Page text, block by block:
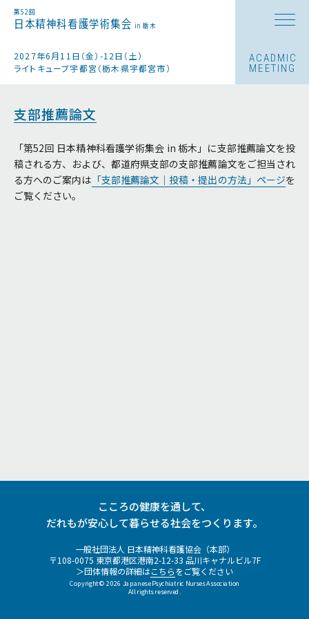
第52回
日本精神科看護学術集会 in 栃木
2027年6月11日（金）-12日（土）
ライトキューブ宇都宮（栃木県宇都宮市）
ACADMIC
MEETING
支部推薦論文
「第52回 日本精神科看護学術集会 in 栃木」に支部推薦論文を投
稿される方、および、都道府県支部の支部推薦論文をご担当され
る方へのご案内は 「支部推薦論文｜投稿・提出の方法」ページを
ご覧ください。
こころの健康を通して、
だれもが安心して暮らせる社会をつくります。
一般社団法人 日本精神科看護協会（本部）
〒108-0075 東京都港区港南2-12-33 品川キャナルビル7F
＞団体情報の詳細はこちらをご覧ください
Copyright ©2026 Japanese Psychiatric Nurses Association
All rights reserved.